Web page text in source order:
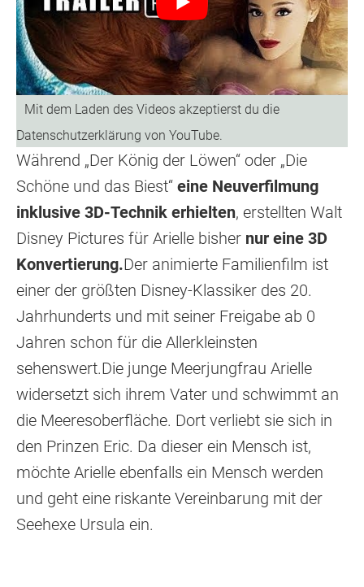
Während „Der König der Löwen“ oder „Die
Schöne und das Biest“ eine Neuverfilmung
inklusive 3D-Technik erhielten, erstellten Walt
Disney Pictures für Arielle bisher nur eine 3D
Konvertierung.Der animierte Familienfilm ist
einer der größten Disney-Klassiker des 20.
Jahrhunderts und mit seiner Freigabe ab 0
Jahren schon für die Allerkleinsten
sehenswert.Die junge Meerjungfrau Arielle
widersetzt sich ihrem Vater und schwimmt an
die Meeresoberfläche. Dort verliebt sie sich in
den Prinzen Eric. Da dieser ein Mensch ist,
möchte Arielle ebenfalls ein Mensch werden
und geht eine riskante Vereinbarung mit der
Seehexe Ursula ein.